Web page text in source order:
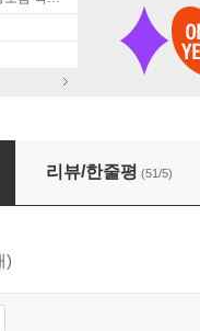
리뷰/한줄평 (51/5)
)